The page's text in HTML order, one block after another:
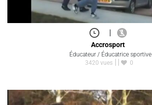
|
Accrosport
Éducateur / Éducatrice sportive
3420 vues
0